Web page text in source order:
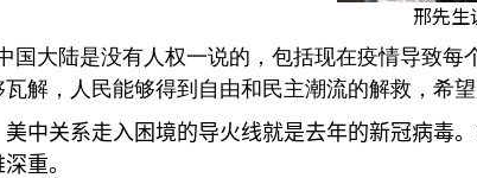
邢先生
国大陆是没有人权一说的，包括现在疫情导致
解，人民能够得到自由和民主潮流的解救，希
中关系走入困境的导火线就是去年的新冠病毒
重。